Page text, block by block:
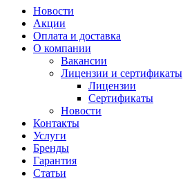
Новости
Акции
Оплата и доставка
О компании
Вакансии
Лицензии и сертификаты
Лицензии
Сертификаты
Новости
Контакты
Услуги
Бренды
Гарантия
Статьи